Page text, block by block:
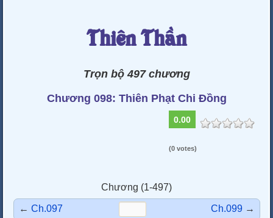
Thiên Thần
Trọn bộ 497 chương
Chương 098: Thiên Phạt Chi Đồng
0.00
(0 votes)
Chương (1-497)
← Ch.097 Ch.099 →